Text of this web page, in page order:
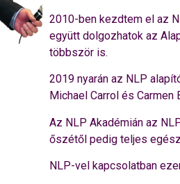
2010-ben kezdtem el az
együtt dolgozhatok az
többször is.
2019 nyarán az NLP
Michael Carrol és
Az NLP Akadémián az
őszétől pedig teljes
NLP-vel kapcsolatban